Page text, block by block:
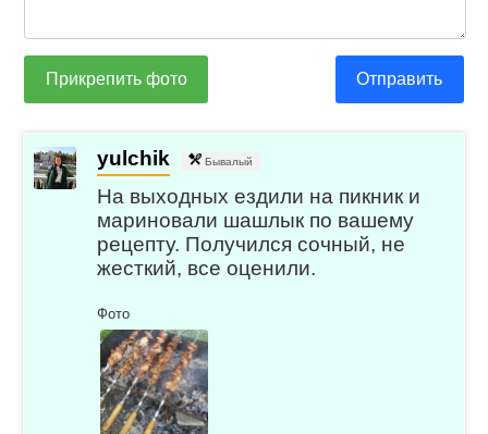
Прикрепить фото Отправить
yulchik Бывалый
На выходных ездили на пикник и
мариновали шашлык по вашему
рецепту. Получился сочный, не
жесткий, все оценили.
Фото